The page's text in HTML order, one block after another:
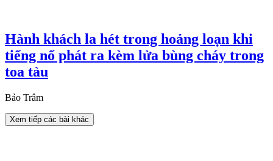
Hành khách la hét trong hoảng loạn khi
tiếng nổ phát ra kèm lửa bùng cháy trong
toa tàu
Bảo Trâm
Xem tiếp các bài khác